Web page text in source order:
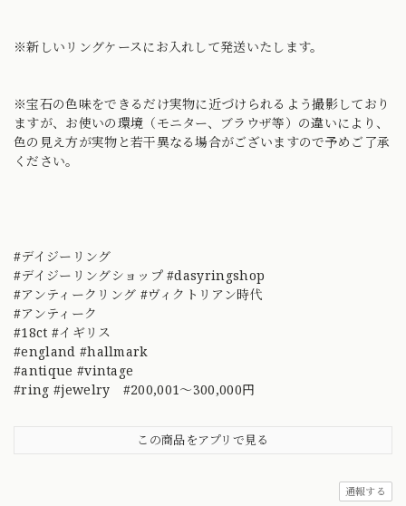
※新しいリングケースにお入れして発送いたします。
※宝石の色味をできるだけ実物に近づけられるよう撮影しており
ますが、お使いの環境（モニター、ブラウザ等）の違いにより、
色の見え方が実物と若干異なる場合がございますので予めご了承
ください。
#デイジーリング
#デイジーリングショップ #dasyringshop
#アンティークリング #ヴィクトリアン時代
#アンティーク
#18ct #イギリス
#england #hallmark
#antique #vintage
#ring #jewelry #200,001～300,000円
この商品をアプリで見る
通報する